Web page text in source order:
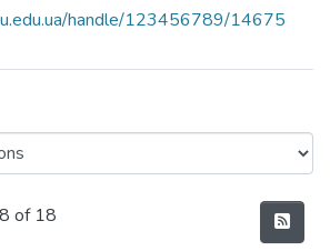
handle/123456789/14675
of 18